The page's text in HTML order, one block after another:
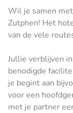
Wil je samen
Zutphen! Het
van de vele
Jullie verblijven
benodigde
je begint aan
voor een
met je partner